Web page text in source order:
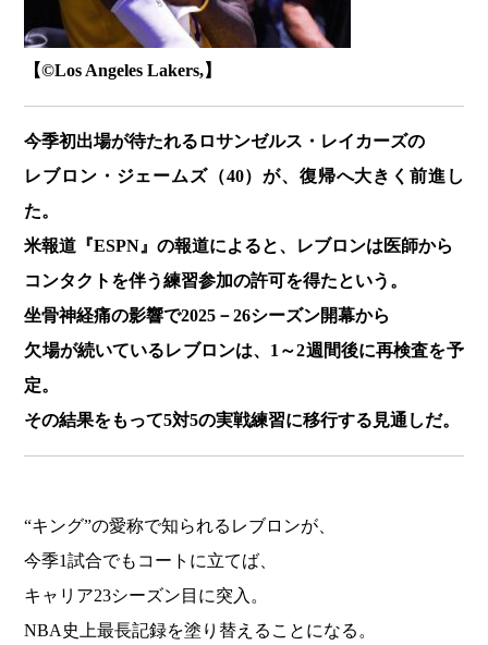
【©️Los Angeles Lakers,】
今季初出場が待たれるロサンゼルス・レイカーズの
レブロン・ジェームズ（40）が、復帰へ大きく前進し
た。
米報道『ESPN』の報道によると、レブロンは医師から
コンタクトを伴う練習参加の許可を得たという。
坐骨神経痛の影響で2025－26シーズン開幕から
欠場が続いているレブロンは、1～2週間後に再検査を予
定。
その結果をもって5対5の実戦練習に移行する見通しだ。
“キング”の愛称で知られるレブロンが、
今季1試合でもコートに立てば、
キャリア23シーズン目に突入。
NBA史上最長記録を塗り替えることになる。